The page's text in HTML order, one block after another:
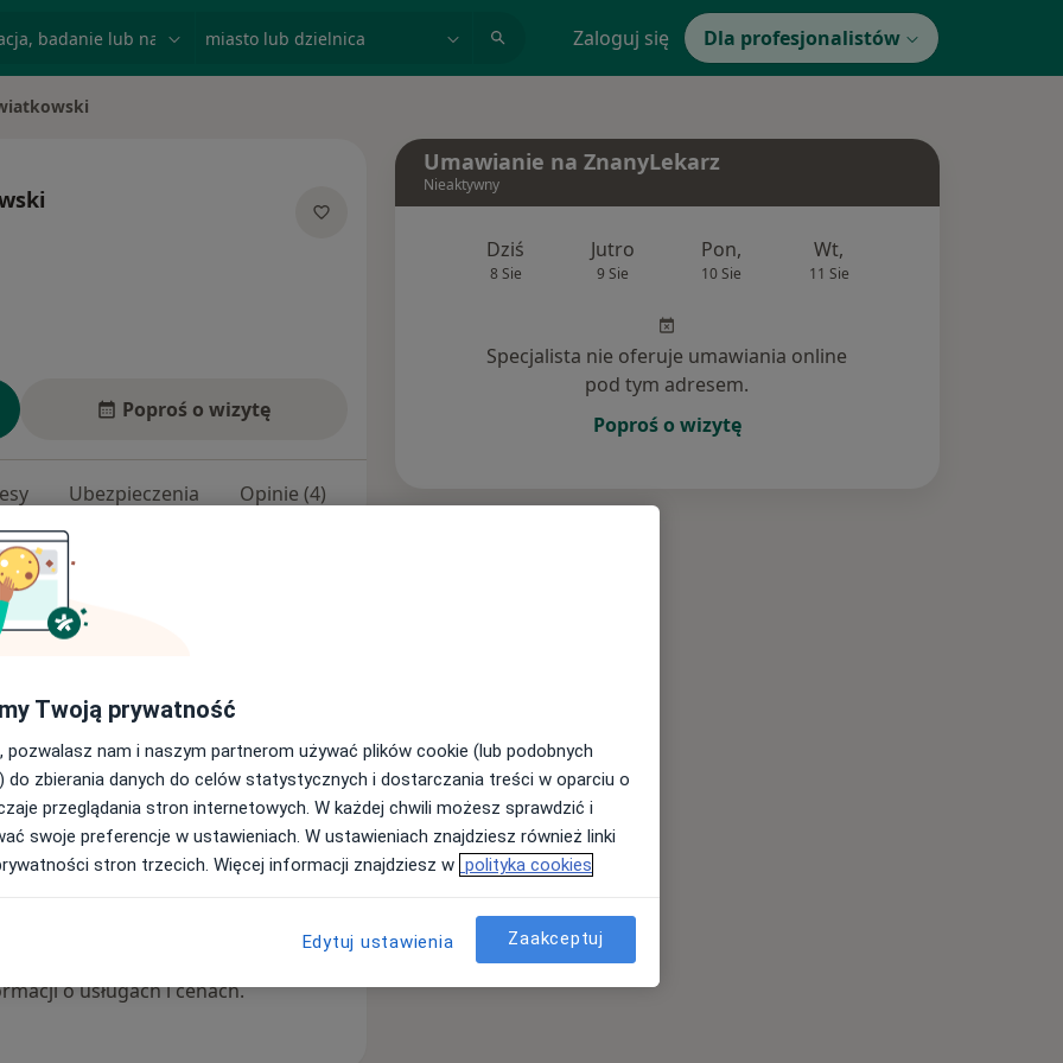
Zaloguj się Dla profesjonalistów
Poproś o wizytę
Ubezpieczenia Opinie (4)
raka prostaty
prostaty
Stulejka
i cenach
o usługach i cenach.
Umawianie na ZnanyLekarz
Nieaktywny
Dziś
8 Sie
Jutro
9 Sie
Pon,
10 Sie
Wt,
11 Sie
Specjalista nie oferuje umawiania online
pod tym adresem.
Poproś o wizytę
Twoją prywatność
pozwalasz nam i naszym partnerom używać plików cookie (lub podobnych
do zbierania danych do celów statystycznych i dostarczania treści w oparciu o
przeglądania stron internetowych. W każdej chwili możesz sprawdzić i
swoje preferencje w ustawieniach. W ustawieniach znajdziesz również linki
stron trzecich. Więcej informacji znajdziesz w polityka cookies
Edytuj ustawienia Zaakceptuj